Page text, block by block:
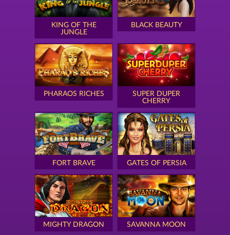
KING OF THE
JUNGLE
BLACK BEAUTY
PHARAOS RICHES
SUPER DUPER
CHERRY
FORT BRAVE GATES OF PERSIA
MIGHTY DRAGON SAVANNA MOON